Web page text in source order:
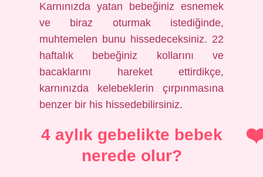
Karnınızda yatan bebeğiniz esnemek
ve biraz oturmak istediğinde,
muhtemelen bunu hissedeceksiniz. 22
haftalık bebeğiniz kollarını ve
bacaklarını hareket ettirdikçe,
karnınızda kelebeklerin çırpınmasına
benzer bir his hissedebilirsiniz.
4 aylık gebelikte bebek
nerede olur?